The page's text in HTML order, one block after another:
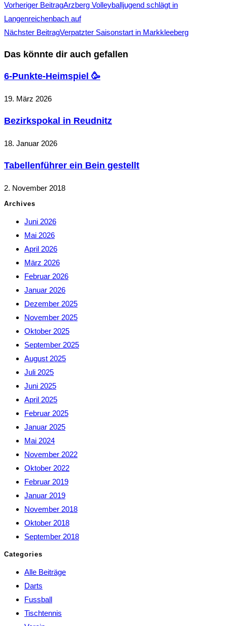
Vorheriger BeitragArzberg Volleyballjugend schlägt in
Langenreichenbach auf
Nächster BeitragVerpatzter Saisonstart in Markkleeberg
Das könnte dir auch gefallen
6-Punkte-Heimspiel 🥳
19. März 2026
Bezirkspokal in Reudnitz
18. Januar 2026
Tabellenführer ein Bein gestellt
2. November 2018
Archives
Juni 2026
Mai 2026
April 2026
März 2026
Februar 2026
Januar 2026
Dezember 2025
November 2025
Oktober 2025
September 2025
August 2025
Juli 2025
Juni 2025
April 2025
Februar 2025
Januar 2025
Mai 2024
November 2022
Oktober 2022
Februar 2019
Januar 2019
November 2018
Oktober 2018
September 2018
Categories
Alle Beiträge
Darts
Fussball
Tischtennis